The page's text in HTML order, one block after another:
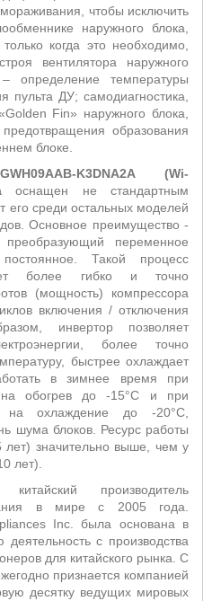
чтобы исключить
наружного блока,
когда это необходимо,
вентилятора наружного
температуры
пульта ДУ; самодиагностика,
Fin» наружного блока,
образования
блоке.
GWH09AAB-K3DNA2A(Wi-
оснащен не стандартным
его среди остальных моделей
Основное преимущество -
преобразующий переменное
Такой процесс
более гибко и точно
(мощность) компрессора
включения / отключения
инвертор позволяет
более точно
быстрее охлаждает
в зимнее время при
на обогрев до -15°С и при
на охлаждение до -20°С,
шума блоков. Ресурс работы
значительно выше, чем у
лет).
производитель
в мире с 2005 года.
Inc. была основана в
с производства
для китайского рынка. С
признается компанией
десятку ведущих мировых